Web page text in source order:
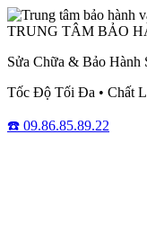
TRUNG TÂM BẢO
Sửa Chữa & Bảo
Tốc Độ Tối Đa • Chất
☎️ 09.86.85.89.22